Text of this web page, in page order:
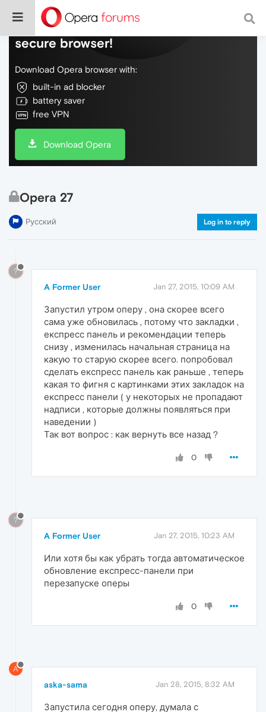
Do more on the web, with a fast and
secure browser!
Download Opera browser with:
built-in ad blocker
battery saver
free VPN
Download Opera
Opera 27
Русский Log in to reply
?
A Former User Jan 27, 2015, 10:09 AM
Запустил утром оперу , она скорее всего
сама уже обновилась , потому что закладки ,
експресс панель и рекомендации теперь
снизу , изменилась начальная страница на
какую то старую скорее всего. попробовал
сделать експресс панель как раньше , теперь
какая то фигня с картинками этих закладок на
експресс панели ( у некоторых не пропадают
надписи , которые должны появляться при
наведении )
Так вот вопрос : как вернуть все назад ?
0
?
A Former User Jan 27, 2015, 10:23 AM
Или хотя бы как убрать тогда автоматическое
обновление експресс-панели при
перезапуске оперы
0
A
aska-sama Jan 28, 2015, 8:32 AM
Запустила сегодня оперу, думала с